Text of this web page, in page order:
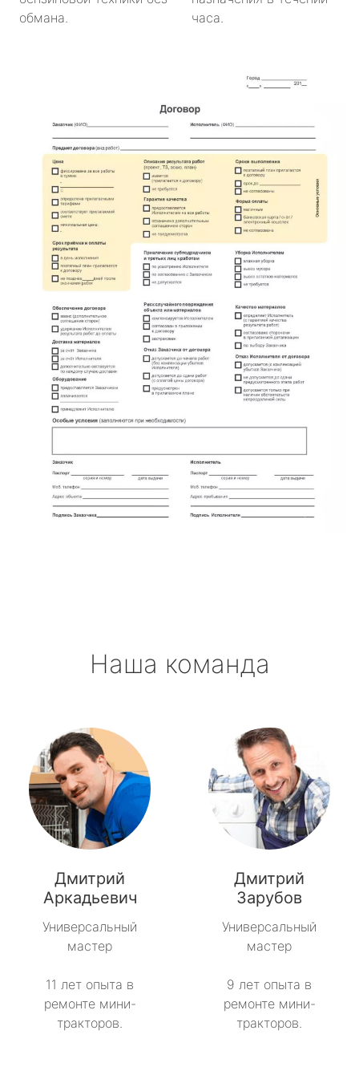
обмана.
часа.
Наша команда
Дмитрий
Аркадьевич
Универсальный
мастер
11 лет опыта в
ремонте мини-
тракторов.
Дмитрий
Зарубов
Универсальный
мастер
9 лет опыта в
ремонте мини-
тракторов.